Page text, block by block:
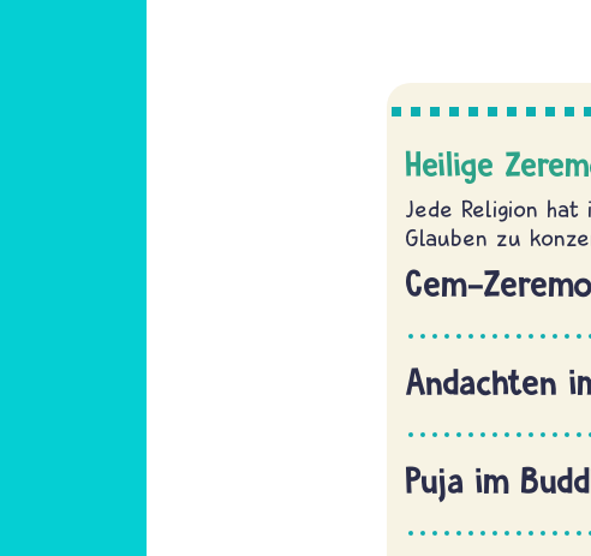
Heilige
Jede Religion hat
Glauben zu
Cem-
Andachten
Puja im